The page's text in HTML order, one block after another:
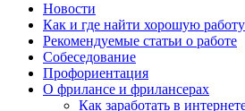
Новости
Как и где найти хорошую
Рекомендуемые статьи о работе
Собеседование
Профориентация
О фрилансе и фрилансерах
Как заработать в